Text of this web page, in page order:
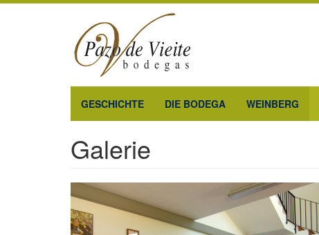
GESCHICHTE DIE BODEGA WEINBERG
Galerie